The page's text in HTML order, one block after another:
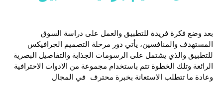
بعد وضع فكرة فريدة للتطبيق والعمل على دراسة السوق
المستهدف والمنافسين، يأتي دور مرحلة التصميم الجرافيكس
للتطبيق والذي يشتمل على الرسومات الجذابة والتفاصيل البصرية
الرائعة وتلك الخطوة تتم باستخدام مجموعة من الادوات الاحترافية
وعادة ما تتطلب الاستعانة بخبرة محترف في المجال